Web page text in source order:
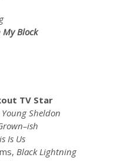
My Block
TV Star
Young Sheldon
Is Us
Black Lightning